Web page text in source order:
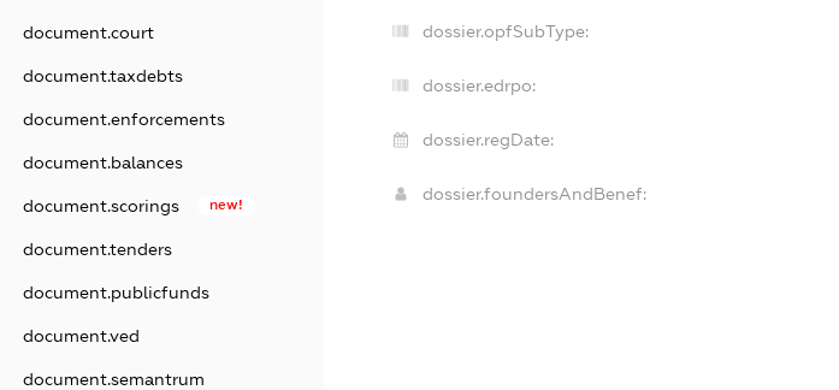
document.court
document.taxdebts
document.enforcements
document.balances
document.scorings new!
document.tenders
document.publicfunds
document.ved
document.semantrum
dossier.opfSubType:
dossier.edrpo:
dossier.regDate:
dossier.foundersAndBenef: